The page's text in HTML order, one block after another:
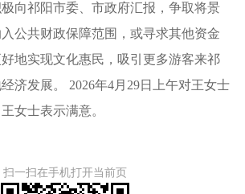
向祁阳市委、市政府汇报，争取将景
公共财政保障范围，或寻求其他资金
地实现文化惠民，吸引更多游客来祁
济发展。 2026年4月29日上午对王女士
女士表示满意。
扫一扫在手机打开当前页